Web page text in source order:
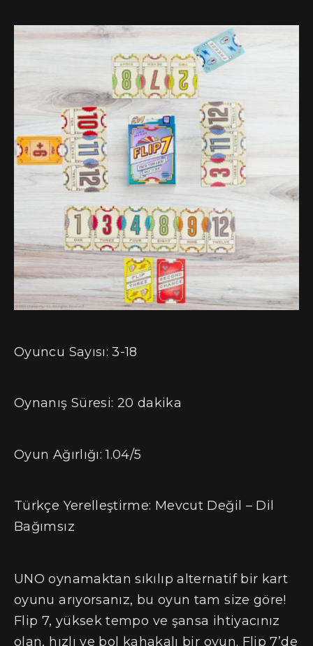
Oyuncu Sayısı: 3-18
Oynanış Süresi: 20 dakika
Oyun Ağırlığı: 1.04/5
Türkçe Yerelleştirme: Mevcut Değil – Dil
Bağımsız
UNO oynamaktan sıkılıp alternatif bir kart
oyunu arıyorsanız, bu oyun tam size göre!
Flip 7, yüksek tempo ve şansa ihtiyacınız
olan, hızlı ve bol kahakalı bir oyun. Flip 7’de